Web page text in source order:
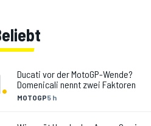
. MOTOGP5 h
Ducati vor der MotoGP-Wende?
Domenicali nennt zwei Faktoren